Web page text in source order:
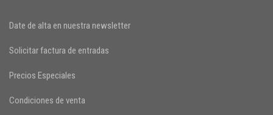
Date de alta en nuestra newsletter
Solicitar factura de entradas
Precios Especiales
Condiciones de venta